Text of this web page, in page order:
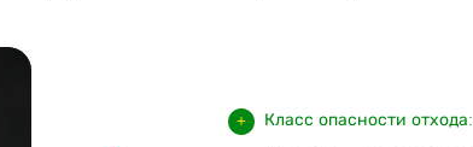
Класс опасности отхода: